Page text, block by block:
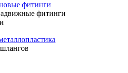
фитинги
фитинги